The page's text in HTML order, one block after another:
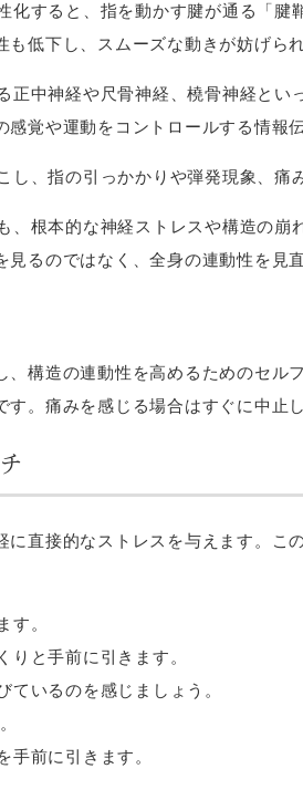
化すると、指を動かす腱が通る「腱
低下し、スムーズな動きが妨げられ
正中神経や尺骨神経、橈骨神経とい
覚や運動をコントロールする情報
し、指の引っかかりや弾発現象、痛
、根本的な神経ストレスや構造の崩
るのではなく、全身の連動性を見
、構造の連動性を高めるためのセル
。痛みを感じる場合はすぐに中止
直接的なストレスを与えます。こ
す。
りと手前に引きます。
いるのを感じましょう。
手前に引きます。